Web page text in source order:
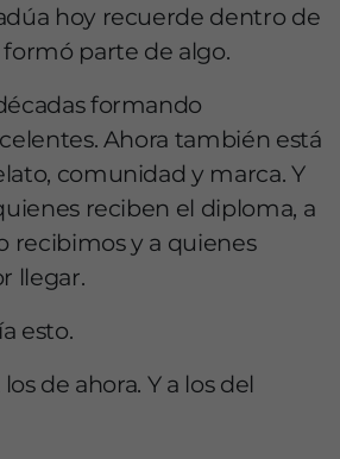
hoy recuerde dentro de
parte de algo.
formando
Ahora también está
comunidad y marca. Y
reciben el diploma, a
recibimos y a quienes
llegar.
esto.
de ahora. Y a los del